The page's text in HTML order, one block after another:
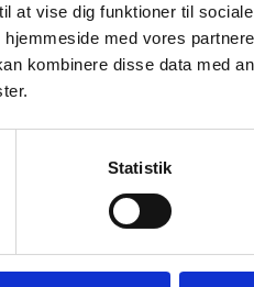
at vise dig funktioner til
med vores
kombinere disse data med
Statistik
Din e-